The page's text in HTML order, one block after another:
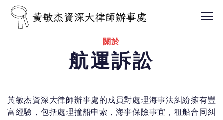
關於
航運訴訟
黃敏杰資深大律師辦事處的成員對處理海事法糾紛擁有豐
富經驗，包括處理撞船申索，海事保險事宜，租船合同糾